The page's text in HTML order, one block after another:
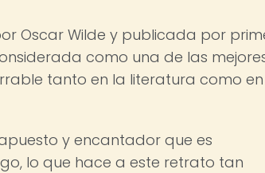
Oscar Wilde y publicada por
como una de las
tanto en la literatura como en
y encantador que es
lo que hace a este retrato tan